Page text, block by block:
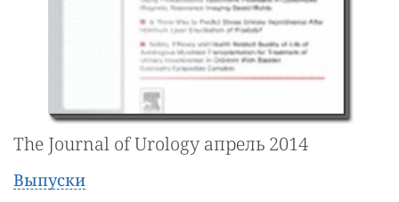
The Journal of Urology апрель 2014
Выпуски